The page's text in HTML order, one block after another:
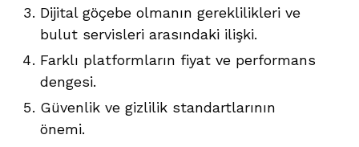
Dijital göçebe olmanın gereklilikleri ve
bulut servisleri arasındaki ilişki.
Farklı platformların fiyat ve performans
dengesi.
Güvenlik ve gizlilik standartlarının
önemi.